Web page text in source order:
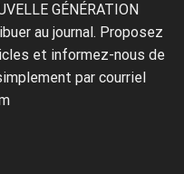
GÉNÉRATION
au journal. Proposez
et informez-nous de
par courriel